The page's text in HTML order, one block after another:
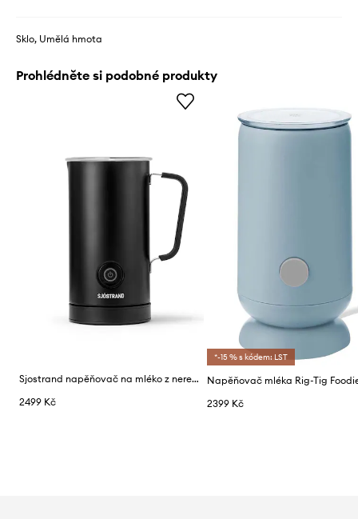
Sklo, Umělá hmota
Prohlédněte si podobné produkty
Sjostrand napěňovač na mléko z nerezové oceli 20,5 x 12,5 x 15,5 cm
2499 Kč
*-15 % s kódem: LST
Napěňovač mléka Rig-Tig
2399 Kč